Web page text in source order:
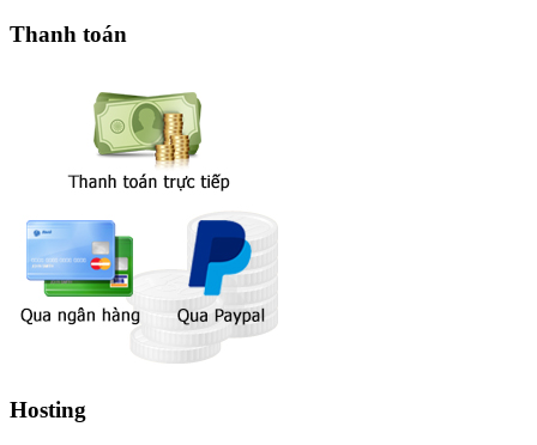
Thanh toán
Hosting